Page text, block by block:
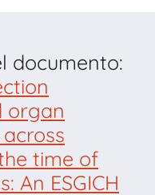
documento:
organ
time of
An ESGICH